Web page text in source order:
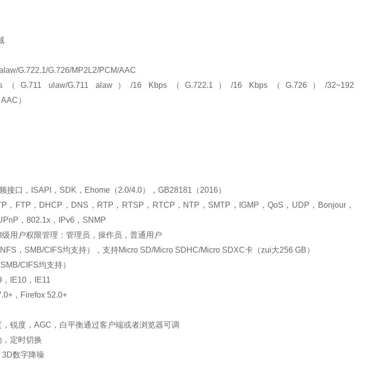
G.722.1/G.726/MP2L2/PCM/AAC
ulaw/G.711 alaw）/16 Kbps（G.722.1）/16 Kbps（G.726）/32~192
）
接口，ISAPI，SDK，Ehome（2.0/4.0），GB28181（2016）
，FTP，DHCP，DNS，RTP，RTSP，RTCP，NTP，SMTP，IGMP，QoS，UDP，Bonjour，
，802.1x，IPv6，SNMP
用户权限管理：管理员，操作员，普通用户
，SMB/CIFS均支持），支持Micro SD/Micro SDHC/Micro SDXC卡（zui大256 GB）
CIFS均支持）
IE10，IE11
，Firefox 52.0+
锐度，AGC，白平衡通过客户端或者浏览器可调
定时切换
数字降噪